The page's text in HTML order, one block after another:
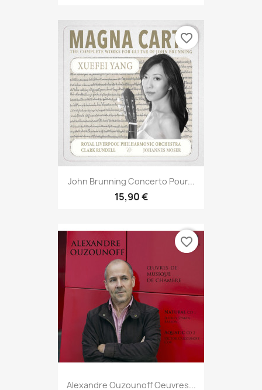
John Brunning Concerto Pour...
15,90 €
favorite_border
Alexandre Ouzounoff Oeuvres...
favorite_border